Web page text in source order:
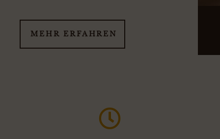
MEHR ERFAHREN
